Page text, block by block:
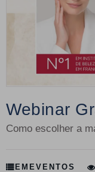
Webinar
Como escolher a
EM EVENTOS